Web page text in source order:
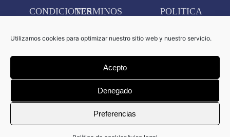
Utilizamos cookies para optimizar nuestro sitio web y nuestro servicio.
Acepto
Denegado
Preferencias
CONDICIONES
COMPRA
TERMINOS
CONDICIONES
AVISO
LEGAL
POLITICA
COOKIES
CONFIGURACIÓN
DE
COOKIES
Copyright © 2026 Servymex –